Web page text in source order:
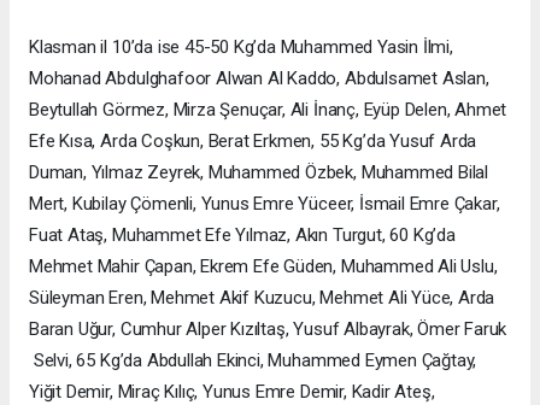
Klasman il 10’da ise 45-50 Kg’da Muhammed Yasin İlmi,
Mohanad Abdulghafoor Alwan Al Kaddo, Abdulsamet Aslan,
Beytullah Görmez, Mirza Şenuçar, Ali İnanç, Eyüp Delen, Ahmet
Efe Kısa, Arda Coşkun, Berat Erkmen, 55 Kg’da Yusuf Arda
Duman, Yılmaz Zeyrek, Muhammed Özbek, Muhammed Bilal
Mert, Kubilay Çömenli, Yunus Emre Yüceer, İsmail Emre Çakar,
Fuat Ataş, Muhammet Efe Yılmaz, Akın Turgut, 60 Kg’da
Mehmet Mahir Çapan, Ekrem Efe Güden, Muhammed Ali Uslu,
Süleyman Eren, Mehmet Akif Kuzucu, Mehmet Ali Yüce, Arda
Baran Uğur, Cumhur Alper Kızıltaş, Yusuf Albayrak, Ömer Faruk
Selvi, 65 Kg’da Abdullah Ekinci, Muhammed Eymen Çağtay,
Yiğit Demir, Miraç Kılıç, Yunus Emre Demir, Kadir Ateş,